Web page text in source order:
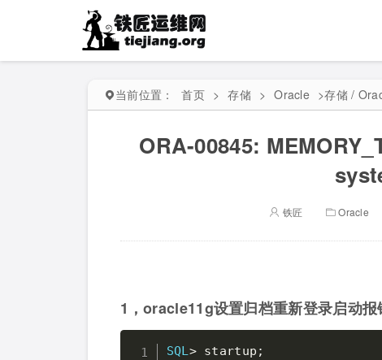
当前位置： 首页 > 存储 > Oracle >存储 /
ORA-00845:
铁匠 Oracle
1，oracle11g设置归档重新登录启动报
SQL> startup ;